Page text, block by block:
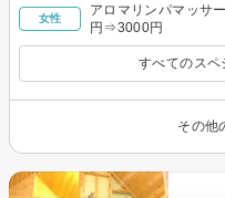
女性
アロマリンパマッサ
円⇒3000円
すべてのスペ
その他